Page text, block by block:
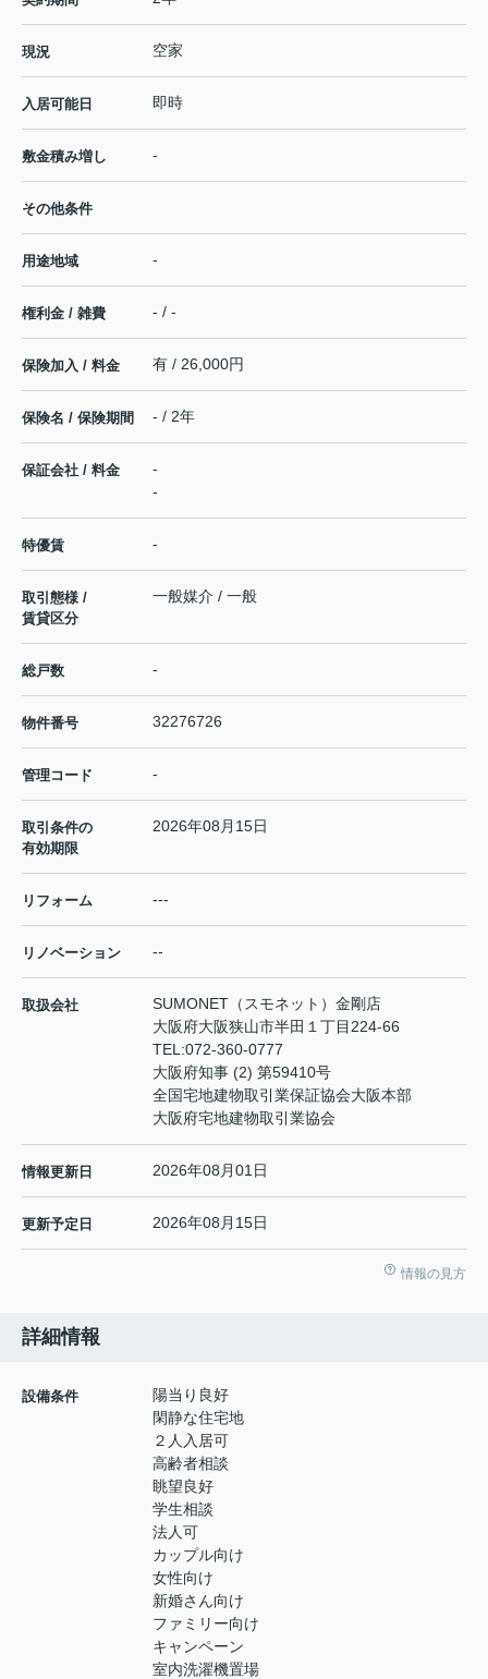
現況 空家
入居可能日 即時
敷金積み増し -
その他条件
用途地域 -
権利金 / 雑費 - / -
保険加入 / 料金 有 / 26,000円
保険名 / 保険期間 - / 2年
保証会社 / 料金
-
-
特優賃 -
取引態様 /
賃貸区分
一般媒介 / 一般
総戸数 -
物件番号 32276726
管理コード -
取引条件の
有効期限
2026年08月15日
リフォーム ---
リノベーション --
取扱会社
SUMONET（スモネット）金剛店
大阪府大阪狭山市半田１丁目224-66
TEL:072-360-0777
大阪府知事 (2) 第59410号
全国宅地建物取引業保証協会大阪本部
大阪府宅地建物取引業協会
情報更新日 2026年08月01日
更新予定日 2026年08月15日
情報の見方
詳細情報
設備条件
陽当り良好
閑静な住宅地
２人入居可
高齢者相談
眺望良好
学生相談
法人可
カップル向け
女性向け
新婚さん向け
ファミリー向け
キャンペーン
室内洗濯機置場